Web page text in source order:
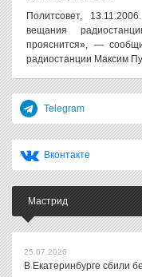
Политсовет,
вещания
прояснится», —
радиостанции Максим
Telegram
Вконтакте
Мастрид
25.07.2026
В Екатеринбурге сбили